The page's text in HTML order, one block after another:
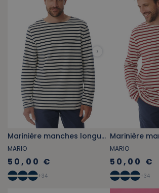
Marinière manches longues bleu marine
MARIO
50,00 €
+34
MARIO
50,00 €
+34